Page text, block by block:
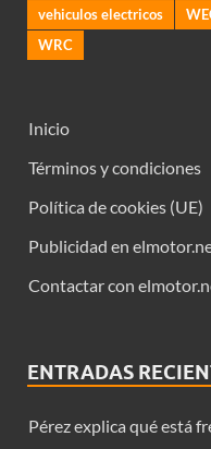
vehiculos electricos
WRC
Inicio
Términos y condiciones
Política de cookies (UE)
Publicidad en
Contactar con
ENTRADAS
Pérez explica qué está